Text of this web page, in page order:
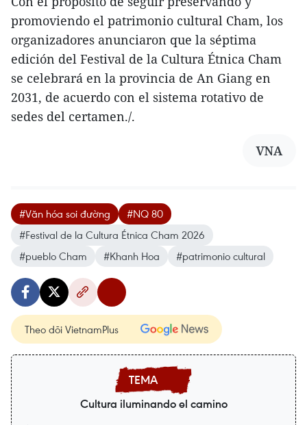
promoviendo el patrimonio cultural Cham, los
organizadores anunciaron que la séptima
edición del Festival de la Cultura Étnica Cham
se celebrará en la provincia de An Giang en
2031, de acuerdo con el sistema rotativo de
sedes del certamen./.
VNA
#Văn hóa soi đường
#NQ 80
#Festival de la Cultura Étnica Cham 2026
#pueblo Cham
#Khanh Hoa #patrimonio cultural
Theo dõi VietnamPlus
Cultura iluminando el camino